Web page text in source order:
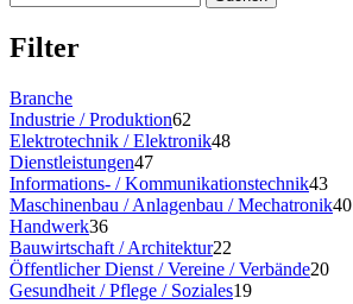
Filter
Branche
Industrie / Produktion62
Elektrotechnik / Elektronik48
Dienstleistungen47
Informations- / Kommunikationstechnik43
Maschinenbau / Anlagenbau / Mechatronik40
Handwerk36
Bauwirtschaft / Architektur22
Öffentlicher Dienst / Vereine / Verbände20
Gesundheit / Pflege / Soziales19